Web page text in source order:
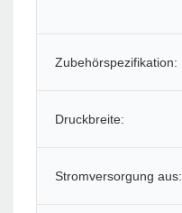
Zubehörspezifikation:
Druckbreite:
Stromversorgung aus: